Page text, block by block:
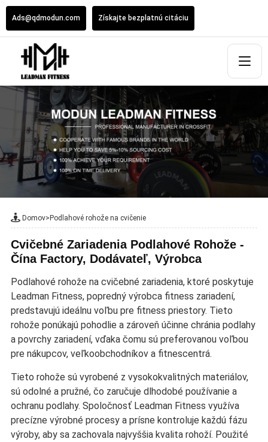
Ads@qdmodun.com Získajte bezplatnú citáciu
Domov>Podlahové rohože na cvičenie
Cvičebné Zariadenia Podlahové Rohože -
Čína Factory, Dodávateľ, Výrobca
Podlahové rohože na cvičebné zariadenia, ktoré poskytuje
Leadman Fitness, popredný výrobca fitness zariadení,
predstavujú ideálnu voľbu pre fitness priestory. Tieto
rohože ponúkajú pohodlie a zároveň účinne chránia podlahy
a povrchy zariadení, vďaka čomu sú preferovanou voľbou
pre nákupcov, veľkoobchodníkov a fitnescentrá.
Tieto rohože sú vyrobené z vysokokvalitných materiálov,
sú odolné a pružné, čo zaručuje dlhodobé používanie a
ochranu podlahy. Spoločnosť Leadman Fitness využíva
precízne výrobné procesy a prísne kontroluje každú fázu
výroby, aby sa zachovala najvyššia kvalita rohoží. Použité